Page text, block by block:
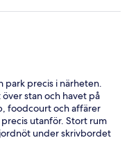
park precis i närheten.
stan och havet på
foodcourt och affärer
utanför. Stort rum
under skrivbordet
inte 100% städat, i
om man inte säger till